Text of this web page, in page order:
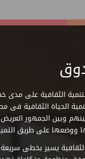
الحياة الثقافية فى
وبين الجمهور
ووضعها على طريق التميز
يسير بخطى